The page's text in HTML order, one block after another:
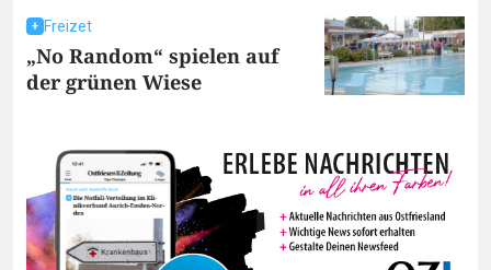
Freizet
„No Random“ spielen auf
der grünen Wiese